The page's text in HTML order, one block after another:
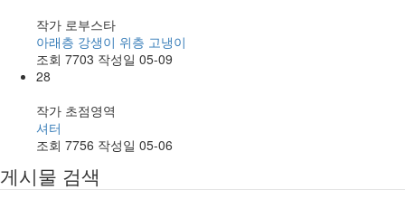
작가 로부스타
아래층 강생이 위층 고냉이
조회 7703 작성일 05-09
28
작가 초점영역
셔터
조회 7756 작성일 05-06
게시물 검색